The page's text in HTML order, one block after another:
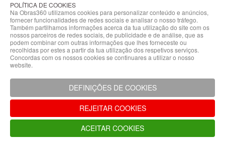
Condicionado
Acessórios
Climatização
Acessórios
Climatização
Hidráulicas
Controladores
Fixações e
Acessórios
Isolamento
para
Tubagem
POLÍTICA DE COOKIES
Na Obras360 utilizamos cookies para personalizar conteúdo e anúncios,
fornecer funcionalidades de redes sociais e analisar o nosso tráfego.
Também partilhamos informações acerca da tua utilização do site com os
nossos parceiros de redes sociais, de publicidade e de análise, que as
podem combinar com outras informações que lhes forneceste ou
recolhidas por estes a partir da tua utilização dos respetivos serviços.
Concordas com os nossos cookies se continuares a utilizar o nosso
website.
DEFINIÇÕES DE COOKIES
REJEITAR COOKIES
ACEITAR COOKIES